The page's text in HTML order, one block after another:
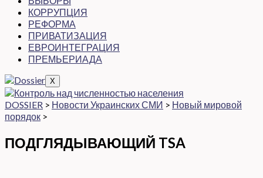
КОРРУПЦИЯ
РЕФОРМА
ПРИВАТИЗАЦИЯ
ЕВРОИНТЕГРАЦИЯ
ПРЕМЬЕРИАДА
X
DOSSIER > Новости Украинских СМИ > Новый мировой
порядок >
ПОДГЛЯДЫВАЮЩИЙ TSA